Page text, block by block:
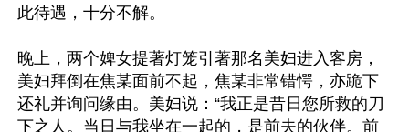
此待遇，十分不解。
晚上，两个婢女提著灯笼引著那名美妇进入客房，
美妇拜倒在焦某面前不起，焦某非常错愕，亦跪下
还礼并询问缘由。美妇说：“我正是昔日您所救的刀
下之人。当日与我坐在一起的，是前夫的伙伴。前